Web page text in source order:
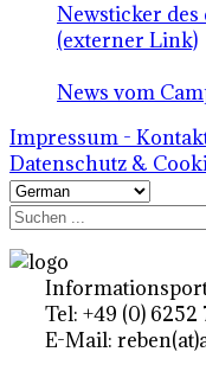
Newsticker
(externer Link)
News vom
Impressum -
Datenschutz &
Tel: +49 (0) 6252
E-Mail: